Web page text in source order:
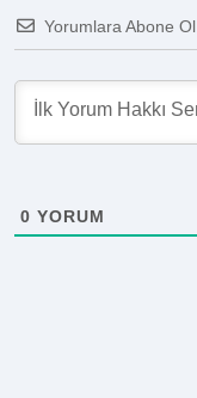
Yorumlara Abone Ol
0 YORUM